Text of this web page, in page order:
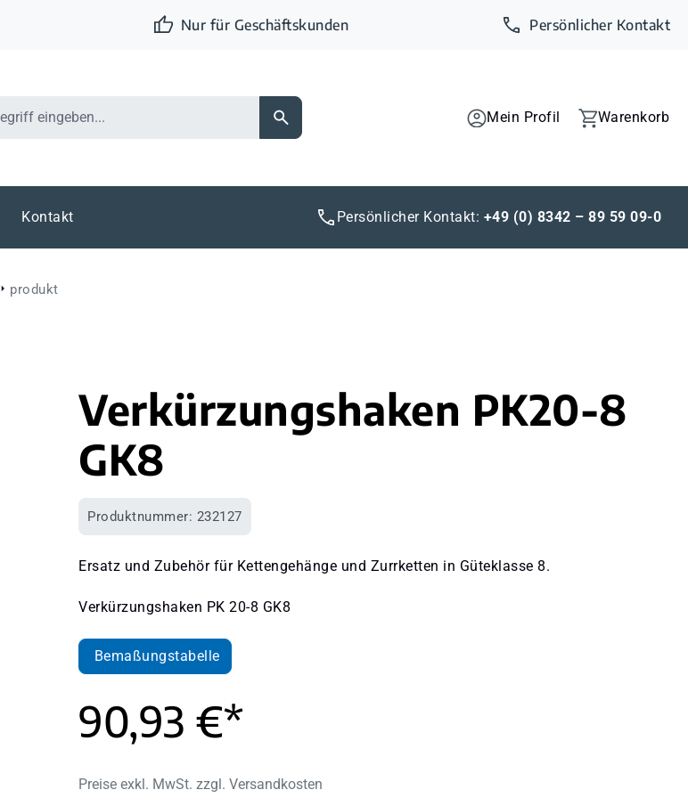
Nur für Geschäftskunden Persönlicher Kontakt
Mein Profil Warenkorb
Kontakt Persönlicher Kontakt: +49 (0) 8342 – 89 59 09-0
produkt
Verkürzungshaken PK20-8
GK8
Produktnummer: 232127
Ersatz und Zubehör für Kettengehänge und Zurrketten in Güteklasse 8.
Verkürzungshaken PK 20-8 GK8
Bemaßungstabelle
90,93 €*
Preise exkl. MwSt. zzgl. Versandkosten